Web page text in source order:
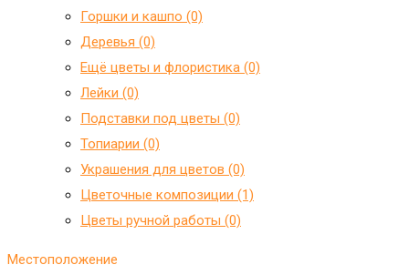
Горшки и кашпо (0)
Деревья (0)
Ещё цветы и флористика (0)
Лейки (0)
Подставки под цветы (0)
Топиарии (0)
Украшения для цветов (0)
Цветочные композиции (1)
Цветы ручной работы (0)
Местоположение